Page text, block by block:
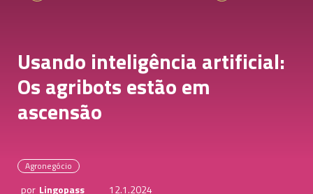
Usando inteligência artificial:
Os agribots estão em
ascensão
Agronegócio
por Lingopass
12.1.2024